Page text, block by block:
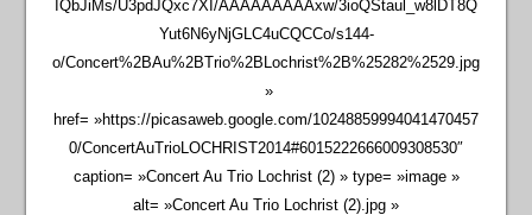
IQbJiMs/U3pdJQxc7XI/AAAAAAAAAxw/3ioQStaul_w8lDT8Q
Yut6N6yNjGLC4uCQCCo/s144-
o/Concert%2BAu%2BTrio%2BLochrist%2B%25282%2529.jpg
»
href= »https://picasaweb.google.com/10248859994041470457
0/ConcertAuTrioLOCHRIST2014#6015222666009308530″
caption= »Concert Au Trio Lochrist (2) » type= »image »
alt= »Concert Au Trio Lochrist (2).jpg »